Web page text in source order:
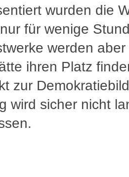
wurden die
für wenige
werden
ihren Platz
zur
wird sicher nicht